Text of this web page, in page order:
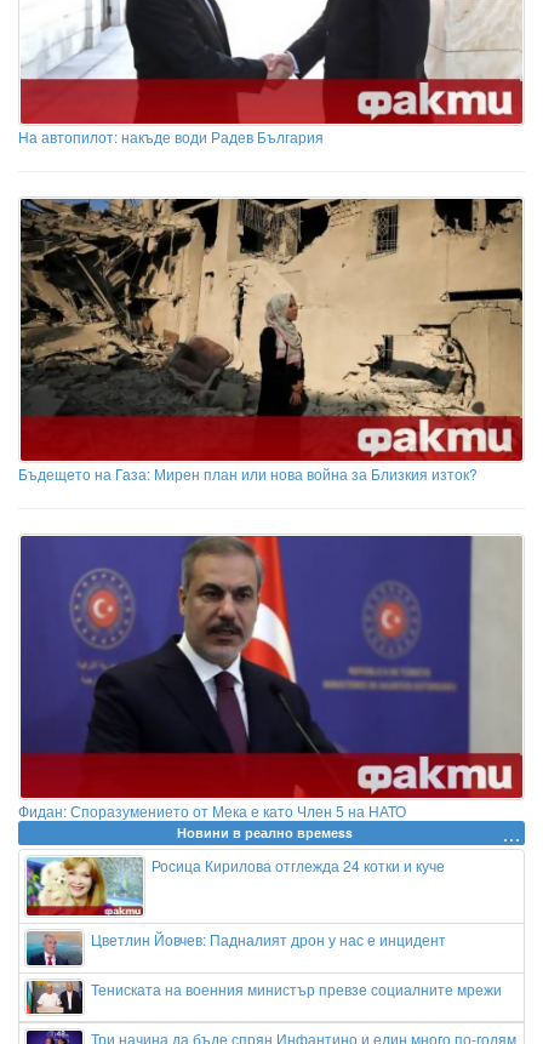
На автопилот: накъде води Радев България
Бъдещето на Газа: Мирен план или нова война за Близкия изток?
Фидан: Споразумението от Мека е като Член 5 на НАТО
Новини в реално времеss
Росица Кирилова отглежда 24 котки и куче
Цветлин Йовчев: Падналият дрон у нас е инцидент
Тениската на военния министър превзе социалните мрежи
Три начина да бъде спрян Инфантино и един много по-голям